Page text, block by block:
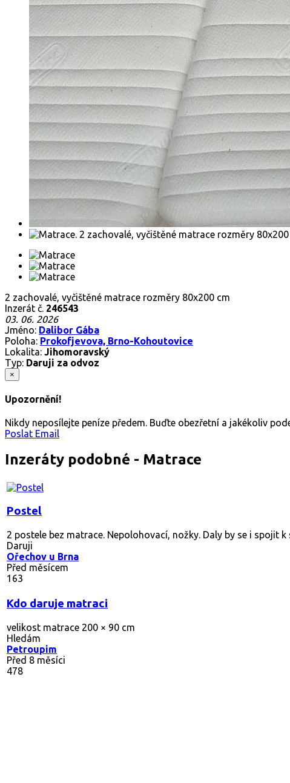
2 zachovalé, vyčištěné matrace rozměry 80x200 cm
Inzerát č. 246543
03. 06. 2026
Jméno: Dalibor Gába
Poloha: Prokofjevova, Brno-Kohoutovice
Lokalita: Jihomoravský
Typ: Daruji za odvoz
×
Upozornění!
Nikdy neposílejte peníze předem. Buďte obezřetní a jakékoliv
Poslat Email
Inzeráty podobné - Matrace
Postel
2 postele bez matrace. Nepolohovací, nožky. Daly by se i spojit
Daruji
Ořechov u Brna
Před měsícem
163
Kdo daruje matraci
velikost matrace 200 × 90 cm
Hledám
Petroupim
Před 8 měsíci
478